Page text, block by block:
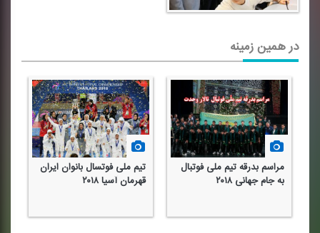
در همین زمینه
مراسم بدرقه تیم ملی فوتبال
به جام جهانی ۲۰۱۸
تیم ملی فوتسال بانوان ایران
قهرمان آسیا ۲۰۱۸